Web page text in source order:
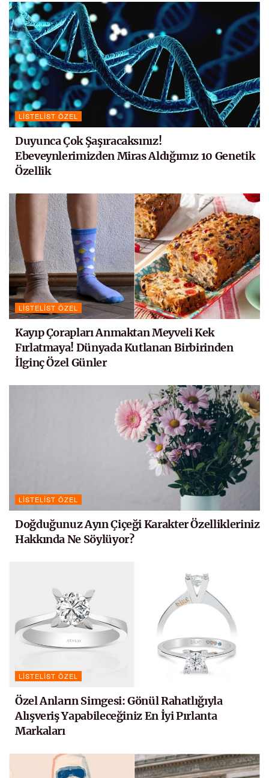
LISTELIST ÖZEL
Duyunca Çok Şaşıracaksınız!
Ebeveynlerimizden Miras Aldığımız 10 Genetik
Özellik
LISTELIST ÖZEL
Kayıp Çorapları Anmaktan Meyveli Kek
Fırlatmaya! Dünyada Kutlanan Birbirinden
İlginç Özel Günler
LISTELIST ÖZEL
Doğduğunuz Ayın Çiçeği Karakter Özellikleriniz
Hakkında Ne Söylüyor?
LISTELIST ÖZEL
Özel Anların Simgesi: Gönül Rahatlığıyla
Alışveriş Yapabileceğiniz En İyi Pırlanta
Markaları